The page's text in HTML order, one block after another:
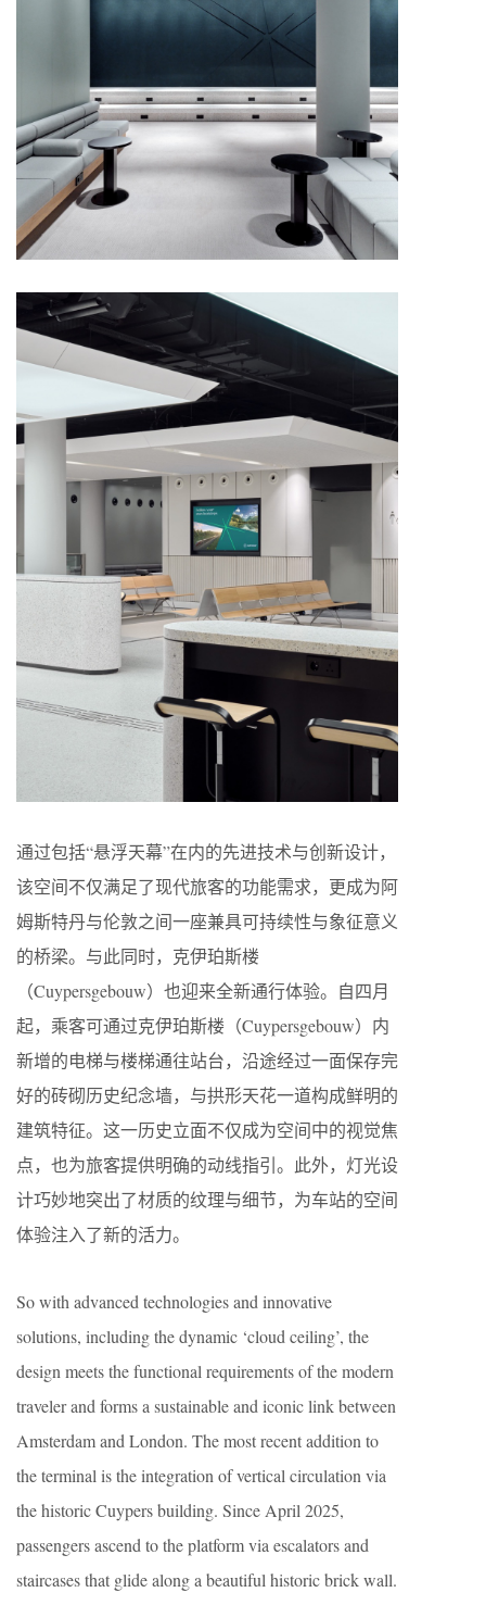
通过包括“悬浮天幕”在内的先进技术与创新设计，
该空间不仅满足了现代旅客的功能需求，更成为阿
姆斯特丹与伦敦之间一座兼具可持续性与象征意义
的桥梁。与此同时，克伊珀斯楼
（Cuypersgebouw）也迎来全新通行体验。自四月
起，乘客可通过克伊珀斯楼（Cuypersgebouw）内
新增的电梯与楼梯通往站台，沿途经过一面保存完
好的砖砌历史纪念墙，与拱形天花一道构成鲜明的
建筑特征。这一历史立面不仅成为空间中的视觉焦
点，也为旅客提供明确的动线指引。此外，灯光设
计巧妙地突出了材质的纹理与细节，为车站的空间
体验注入了新的活力。
So with advanced technologies and innovative
solutions, including the dynamic ‘cloud ceiling’, the
design meets the functional requirements of the modern
traveler and forms a sustainable and iconic link between
Amsterdam and London. The most recent addition to
the terminal is the integration of vertical circulation via
the historic Cuypers building. Since April 2025,
passengers ascend to the platform via escalators and
staircases that glide along a beautiful historic brick wall.